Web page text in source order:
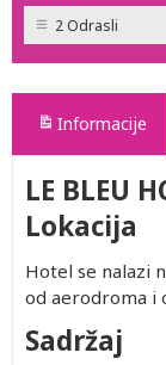
2 Odrasli
Informacije
LE BLEU
Lokacija
Hotel se nalazi
od aerodroma i
Sadržaj